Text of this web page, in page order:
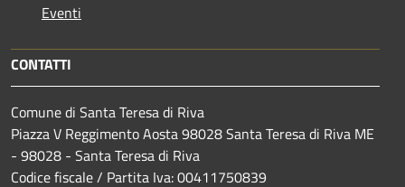
Eventi
CONTATTI
Comune di Santa Teresa di Riva
Piazza V Reggimento Aosta 98028 Santa Teresa di Riva ME
- 98028 - Santa Teresa di Riva
Codice fiscale / Partita Iva: 00411750839